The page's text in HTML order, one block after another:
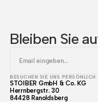
Bleiben Sie
BESUCHEN SIE UNS PERSÖNLICH
STOIBER GmbH & Co. KG
Herrnbergstr. 30
84428 Ranoldsberg